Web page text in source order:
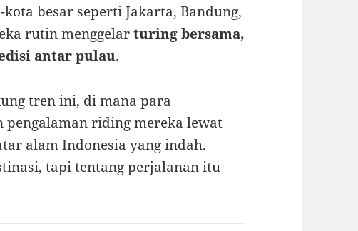
besar seperti Jakarta, Bandung,
rutin menggelarturing bersama,
antar pulau.
tren ini, di mana para
pengalaman riding mereka lewat
alam Indonesia yang indah.
tapi tentang perjalanan itu